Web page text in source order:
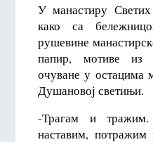
У манастиру
како са
рушевине
папир, мотиве из
очуване у остацима
Душановој светињи.
-Трагам и
наставим, потражим